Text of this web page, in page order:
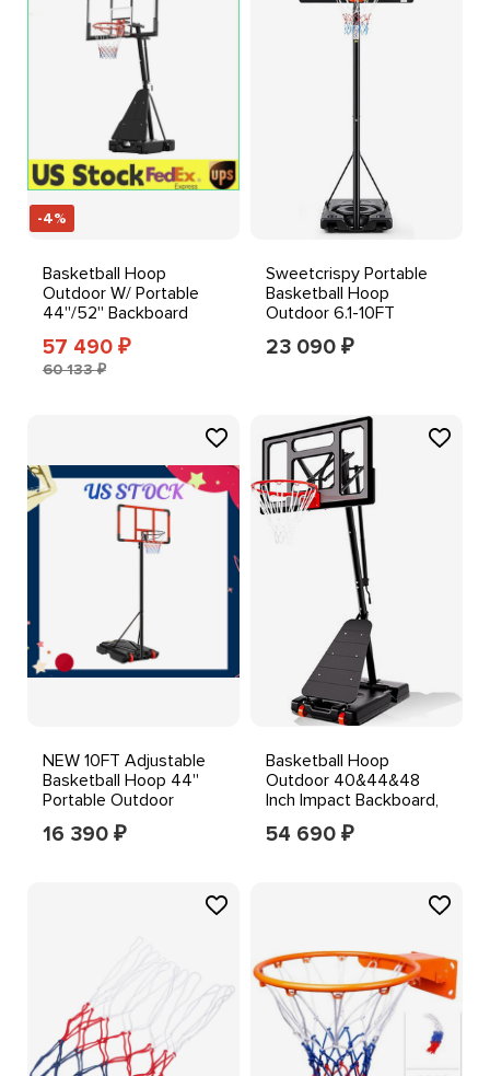
-4%
Basketball Hoop
Outdoor W/ Portable
44''/52'' Backboard
Adjustable Basketball
Goal
57 490 ₽
60 133 ₽
Sweetcrispy Portable
Basketball Hoop
Outdoor 6.1-10FT
Adjustable Height, 44
Inch
23 090 ₽
NEW 10FT Adjustable
Basketball Hoop 44''
Portable Outdoor
Indoor Base Wheels
16 390 ₽
Basketball Hoop
Outdoor 40&44&48
Inch Impact Backboard,
5.3-10FT Height
Adjustab
54 690 ₽